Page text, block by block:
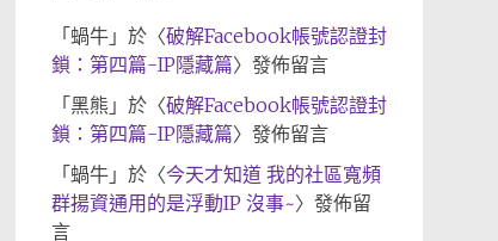
「 蝸牛」於〈破解Facebook帳號認證封
鎖：第四篇-IP隱藏篇〉發佈留言
「 黑熊 」於〈破解Facebook帳號認證封
鎖：第四篇-IP隱藏篇〉發佈留言
「 蝸牛」於〈今天才知道 我的社區寬頻
群揚資通用的是浮動IP 沒事~〉發佈留
言